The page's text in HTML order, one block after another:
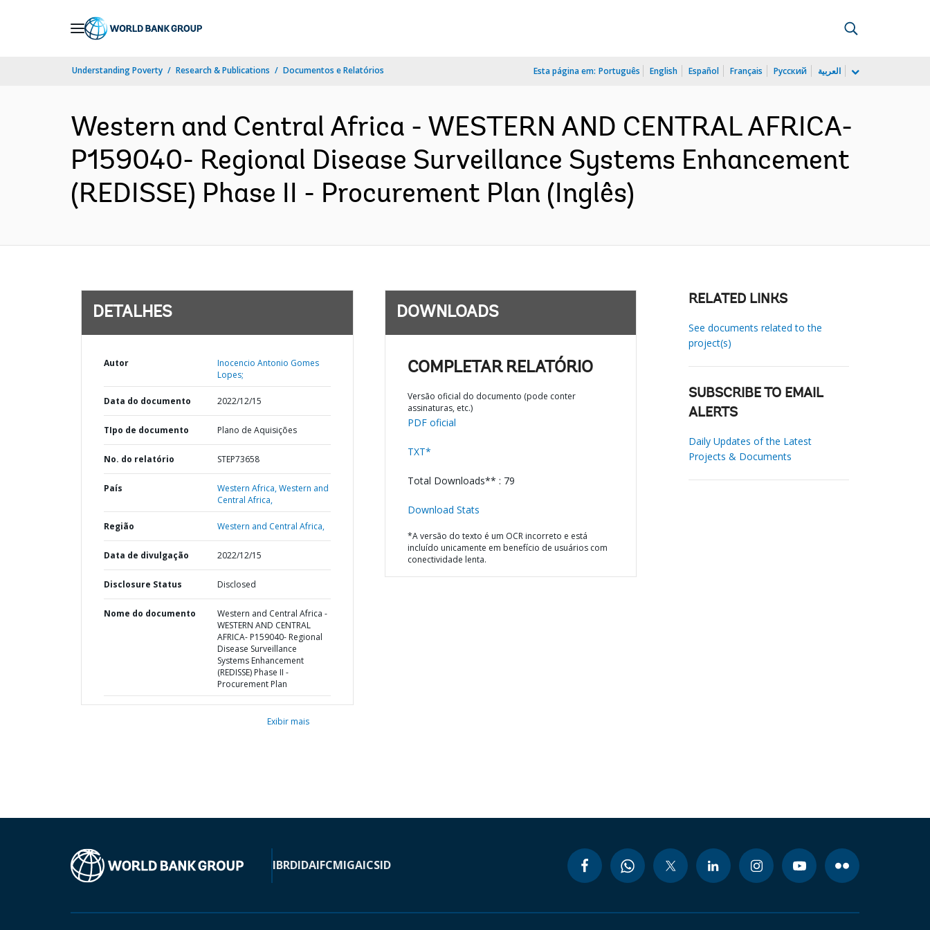
Understanding Poverty Research & Publications Documentos e Relatórios Esta página em: Português English Español Français Русский العربية
Western and Central Africa - WESTERN AND CENTRAL AFRICA-
P159040- Regional Disease Surveillance Systems Enhancement
(REDISSE) Phase II - Procurement Plan (Inglês)
DETALHES
Autor
Inocencio Antonio Gomes
Lopes;
Data do documento 2022/12/15
TIpo de documento Plano de Aquisições
No. do relatório STEP73658
País Western Africa,Western and
Central Africa,
Região Western and Central Africa,
Data de divulgação 2022/12/15
Disclosure Status Disclosed
Nome do documento
Western and Central Africa -
WESTERN AND CENTRAL
AFRICA- P159040- Regional
Disease Surveillance
Systems Enhancement
(REDISSE) Phase II -
Procurement Plan
Exibir mais
DOWNLOADS
COMPLETAR RELATÓRIO
Versão oficial do documento (pode conter
assinaturas, etc.)
PDF oficial
TXT*
Total Downloads** : 79
Download Stats
*A versão do texto é um OCR incorreto e está
incluído unicamente em benefício de usuários com
conectividade lenta.
RELATED LINKS
See documents related to the
project(s)
SUBSCRIBE TO EMAIL
ALERTS
Daily Updates of the Latest
Projects & Documents
IBRDIDAIFCMIGAICSID